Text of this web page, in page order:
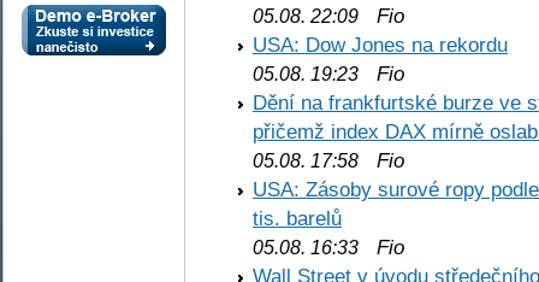
05.08. 22:09 Fio
USA: Dow Jones na rekordu
05.08. 19:23 Fio
Dění na frankfurtské burze ve
přičemž index DAX mírně
05.08. 17:58 Fio
USA: Zásoby surové ropy
tis. barelů
05.08. 16:33 Fio
Wall Street v úvodu